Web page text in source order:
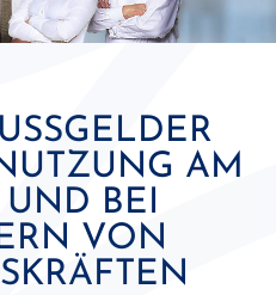
F
AM S
BEI B
VON R